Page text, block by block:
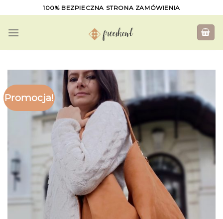
to
content
100% BEZPIECZNA STRONA ZAMÓWIENIA
Promocja!